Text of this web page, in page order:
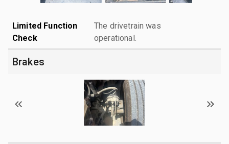
Limited Function
Check
The drivetrain was
operational.
Brakes